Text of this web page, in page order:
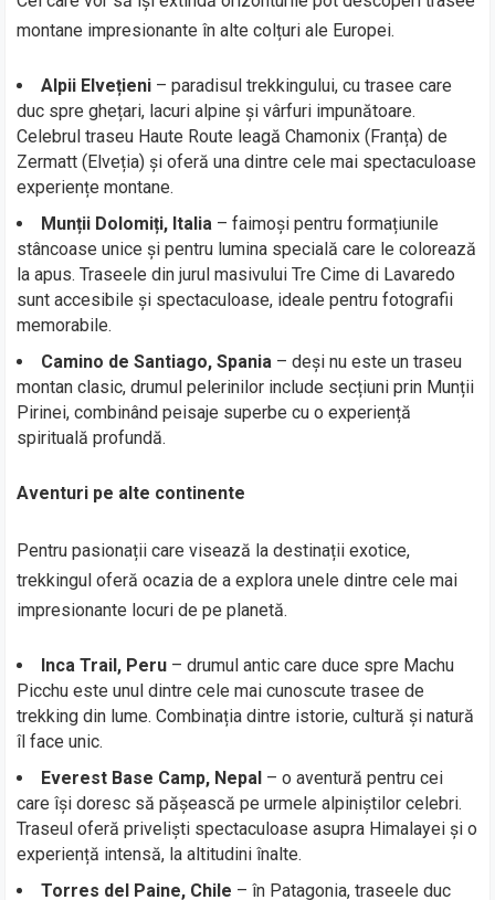
montane impresionante în alte colțuri ale Europei.
Alpii Elvețieni – paradisul trekkingului, cu trasee care
duc spre ghețari, lacuri alpine și vârfuri impunătoare.
Celebrul traseu Haute Route leagă Chamonix (Franța) de
Zermatt (Elveția) și oferă una dintre cele mai spectaculoase
experiențe montane.
Munții Dolomiți, Italia – faimoși pentru formațiunile
stâncoase unice și pentru lumina specială care le colorează
la apus. Traseele din jurul masivului Tre Cime di Lavaredo
sunt accesibile și spectaculoase, ideale pentru fotografii
memorabile.
Camino de Santiago, Spania – deși nu este un traseu
montan clasic, drumul pelerinilor include secțiuni prin Munții
Pirinei, combinând peisaje superbe cu o experiență
spirituală profundă.
Aventuri pe alte continente
Pentru pasionații care visează la destinații exotice,
trekkingul oferă ocazia de a explora unele dintre cele mai
impresionante locuri de pe planetă.
Inca Trail, Peru – drumul antic care duce spre Machu
Picchu este unul dintre cele mai cunoscute trasee de
trekking din lume. Combinația dintre istorie, cultură și natură
îl face unic.
Everest Base Camp, Nepal – o aventură pentru cei
care își doresc să pășească pe urmele alpiniștilor celebri.
Traseul oferă priveliști spectaculoase asupra Himalayei și o
experiență intensă, la altitudini înalte.
Torres del Paine, Chile – în Patagonia, traseele duc